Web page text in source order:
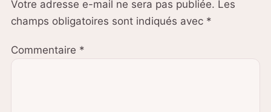
Votre adresse e-mail ne sera pas publiée. Les
champs obligatoires sont indiqués avec *
Commentaire *